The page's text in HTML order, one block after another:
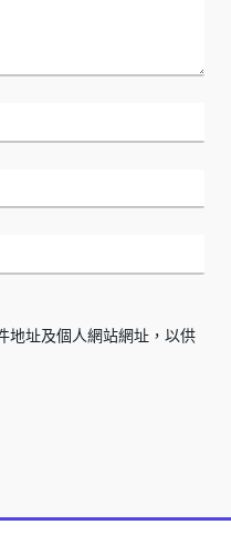
地址及個人網站網址，以供